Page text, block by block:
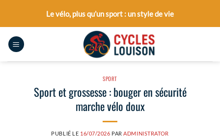
contenu
Le vélo, plus qu’un sport : un style de vie
SPORT
Sport et grossesse : bouger en sécurité
marche vélo doux
PUBLIÉ LE 16/07/2026 PAR ADMINISTRATOR